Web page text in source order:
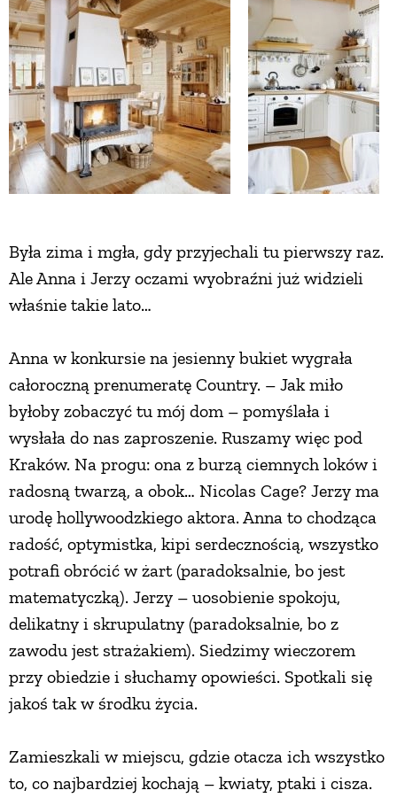
Była zima i mgła, gdy przyjechali tu pierwszy raz.
Ale Anna i Jerzy oczami wyobraźni już widzieli
właśnie takie lato…
Anna w konkursie na jesienny bukiet wygrała
całoroczną prenumeratę Country. – Jak miło
byłoby zobaczyć tu mój dom – pomyślała i
wysłała do nas zaproszenie. Ruszamy więc pod
Kraków. Na progu: ona z burzą ciemnych loków i
radosną twarzą, a obok… Nicolas Cage? Jerzy ma
urodę hollywoodzkiego aktora. Anna to chodząca
radość, optymistka, kipi serdecznością, wszystko
potrafi obrócić w żart (paradoksalnie, bo jest
matematyczką). Jerzy – uosobienie spokoju,
delikatny i skrupulatny (paradoksalnie, bo z
zawodu jest strażakiem). Siedzimy wieczorem
przy obiedzie i słuchamy opowieści. Spotkali się
jakoś tak w środku życia.
Zamieszkali w miejscu, gdzie otacza ich wszystko
to, co najbardziej kochają – kwiaty, ptaki i cisza.
ZWIERZĘTA W NATURZE
GRZYBY
KRAJOBRAZ
RZEMIOSŁO
ZRÓB TO SAM
PRZEPISY
ŚNIADANIA
PRZYSTAWKI
ZUPY
DANIA GŁÓWNE
CIASTA I DESERY
DODATKI